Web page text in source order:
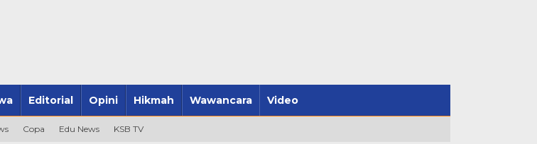
Editorial Opini Hikmah Wawancara Video
Copa Edu News KSB TV